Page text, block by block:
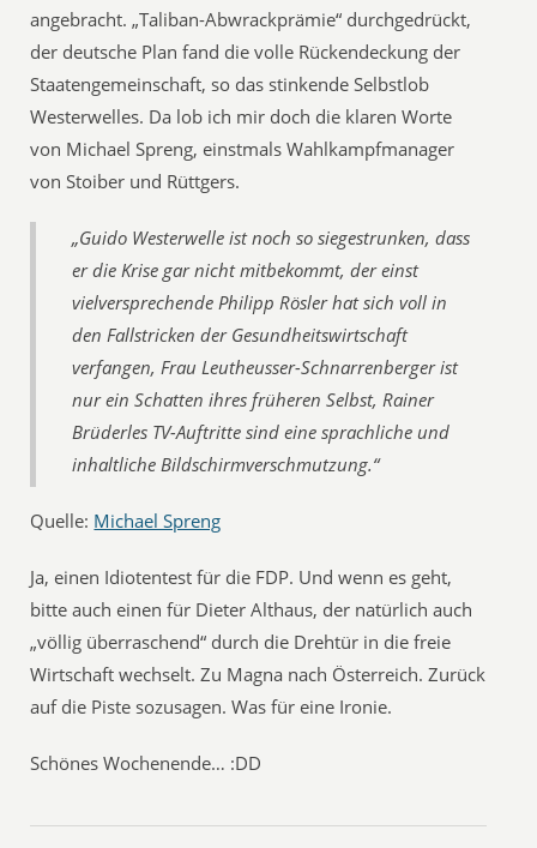
angebracht. „Taliban-Abwrackprämie“ durchgedrückt,
der deutsche Plan fand die volle Rückendeckung der
Staatengemeinschaft, so das stinkende Selbstlob
Westerwelles. Da lob ich mir doch die klaren Worte
von Michael Spreng, einstmals Wahlkampfmanager
von Stoiber und Rüttgers.
„Guido Westerwelle ist noch so siegestrunken, dass
er die Krise gar nicht mitbekommt, der einst
vielversprechende Philipp Rösler hat sich voll in
den Fallstricken der Gesundheitswirtschaft
verfangen, Frau Leutheusser-Schnarrenberger ist
nur ein Schatten ihres früheren Selbst, Rainer
Brüderles TV-Auftritte sind eine sprachliche und
inhaltliche Bildschirmverschmutzung.“
Quelle: Michael Spreng
Ja, einen Idiotentest für die FDP. Und wenn es geht,
bitte auch einen für Dieter Althaus, der natürlich auch
„völlig überraschend“ durch die Drehtür in die freie
Wirtschaft wechselt. Zu Magna nach Österreich. Zurück
auf die Piste sozusagen. Was für eine Ironie.
Schönes Wochenende… :DD